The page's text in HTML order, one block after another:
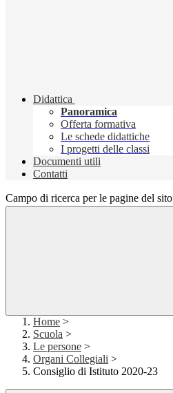
Didattica
Panoramica
Offerta formativa
Le schede didattiche
I progetti delle classi
Documenti utili
Contatti
Campo di ricerca per le pagine del sito
Home >
Scuola >
Le persone >
Organi Collegiali >
Consiglio di Istituto 2020-23